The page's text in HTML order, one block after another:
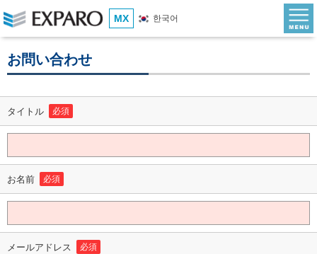
MX 한국어
お問い合わせ
タイトル 必須
お名前 必須
メールアドレス 必須